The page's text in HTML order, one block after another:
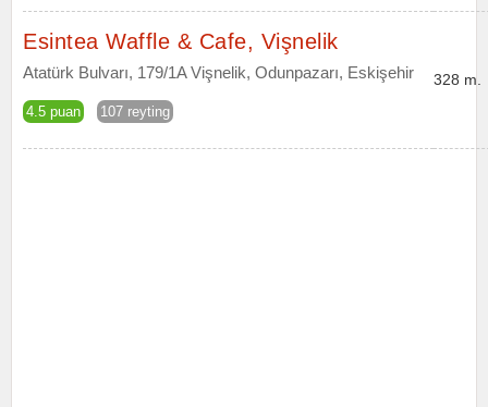
Esintea Waffle & Cafe, Vişnelik
Atatürk Bulvarı, 179/1A Vişnelik, Odunpazarı, Eskişehir
4.5 puan 107 reyting
328 m.